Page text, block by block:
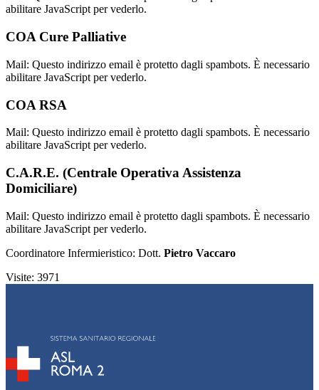
abilitare JavaScript per vederlo.
COA Cure Palliative
Mail: Questo indirizzo email è protetto dagli spambots. È necessario
abilitare JavaScript per vederlo.
COA RSA
Mail: Questo indirizzo email è protetto dagli spambots. È necessario
abilitare JavaScript per vederlo.
C.A.R.E. (Centrale Operativa Assistenza
Domiciliare)
Mail: Questo indirizzo email è protetto dagli spambots. È necessario
abilitare JavaScript per vederlo.
Coordinatore Infermieristico: Dott. Pietro Vaccaro
Visite: 3971